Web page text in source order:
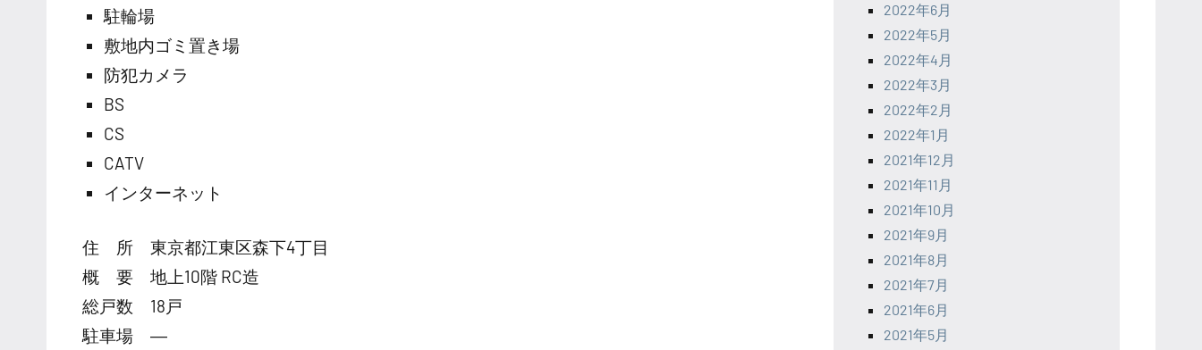
駐輪場
敷地内ゴミ置き場
防犯カメラ
BS
CS
CATV
インターネット
住 所 東京都江東区森下4丁目
概 要 地上10階 RC造
総戸数 18戸
駐車場 ―
2022年6月
2022年5月
2022年4月
2022年3月
2022年2月
2022年1月
2021年12月
2021年11月
2021年10月
2021年9月
2021年8月
2021年7月
2021年6月
2021年5月